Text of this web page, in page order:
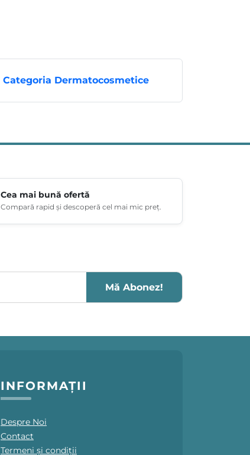
Categoria Dermatocosmetice
Cea mai bună ofertă
Compară rapid și descoperă cel mai mic preț.
Mă Abonez!
INFORMAȚII
Despre Noi
Contact
Termeni și condiții